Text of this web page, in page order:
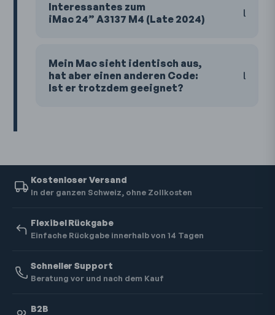
Interessantes zum
iMac 24” A3137 M4 (Late 2024)
Mein Mac sieht identisch aus,
hat aber einen anderen Code:
Ist er trotzdem geeignet?
Kostenloser Versand
In der ganzen Schweiz, ohne Zollkosten
Flexibel Rückgabe
Einfache Rückgabe innerhalb von 14 Tagen
Schneller Support
Beratung vor und nach dem Kauf
B2B